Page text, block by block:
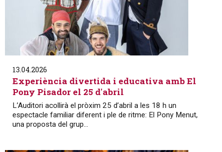
13.04.2026
Experiència divertida i educativa amb El
Pony Pisador el 25 d'abril
L’Auditori acollirà el pròxim 25 d’abril a les 18 h un
espectacle familiar diferent i ple de ritme: El Pony Menut,
una proposta del grup...